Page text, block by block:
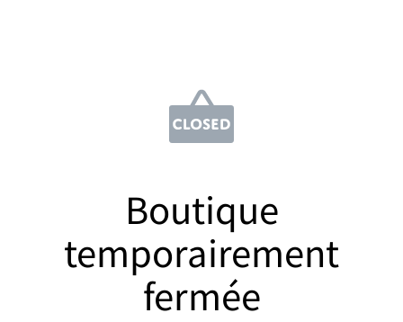
Boutique
temporairement
fermée